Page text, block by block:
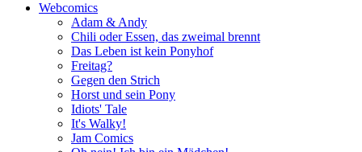
Webcomics
Adam & Andy
Chili oder Essen, das zweimal brennt
Das Leben ist kein Ponyhof
Freitag?
Gegen den Strich
Horst und sein Pony
Idiots' Tale
It's Walky!
Jam Comics